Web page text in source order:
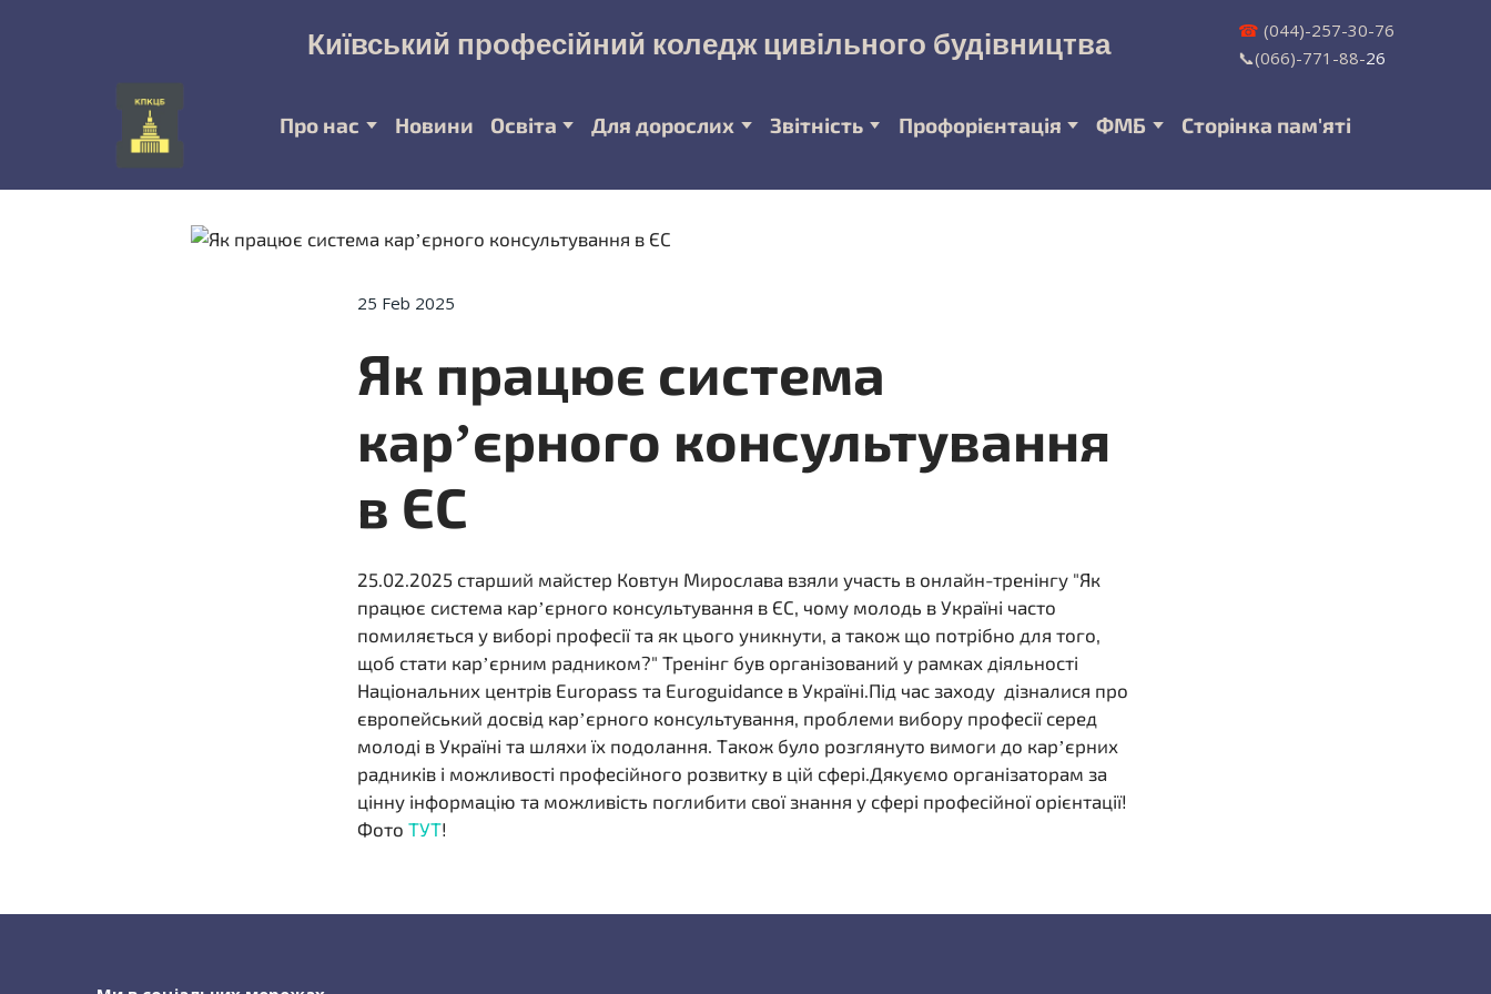
Київський професійний коледж цивільного будівництва ☎ (044)-257-30-76
📞(066)-771-88-26
Про нас Новини Освіта Для дорослих Звітність Профорієнтація ФМБ Сторінка пам'яті
25 Feb 2025
Як працює система
кар’єрного консультування
в ЄС
25.02.2025 старший майстер Ковтун Мирослава взяли участь в онлайн-тренінгу "Як
працює система кар’єрного консультування в ЄС, чому молодь в Україні часто
помиляється у виборі професії та як цього уникнути, а також що потрібно для того,
щоб стати кар’єрним радником?" Тренінг був організований у рамках діяльності
Національних центрів Europass та Euroguidance в Україні.Під час заходу дізналися про
європейський досвід кар’єрного консультування, проблеми вибору професії серед
молоді в Україні та шляхи їх подолання. Також було розглянуто вимоги до кар’єрних
радників і можливості професійного розвитку в цій сфері.Дякуємо організаторам за
цінну інформацію та можливість поглибити свої знання у сфері професійної орієнтації!
Фото ТУТ!